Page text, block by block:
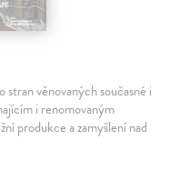
věnovaných současné i
i renomovaným
produkce a zamyšlení nad